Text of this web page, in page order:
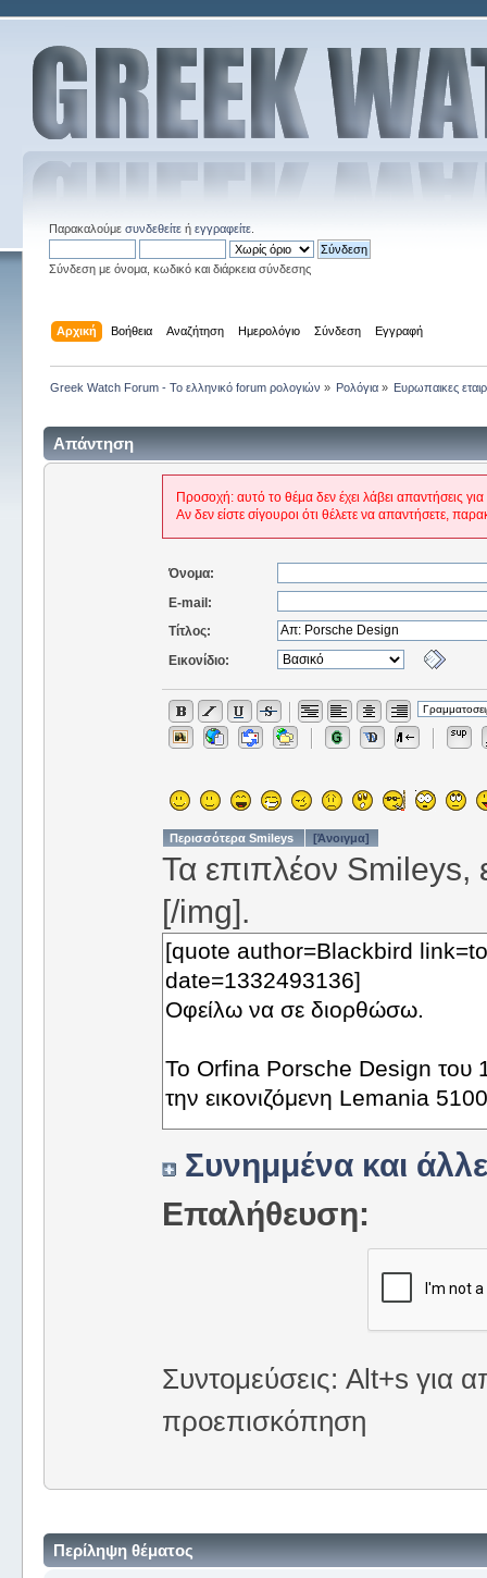
Παρακαλούμε συνδεθείτεή εγγραφείτε.
Σύνδεση με όνομα, κωδικό και διάρκεια σύνδεσης
Αρχική Βοήθεια Αναζήτηση Ημερολόγιο Σύνδεση Εγγραφή
Greek Watch Forum - Το ελληνικό forum ρολογιών » Ρολόγια » Ευρωπαικες
Απάντηση
Προσοχή: αυτό το θέμα δεν έχει λάβει απαντήσεις
Αν δεν είστε σίγουροι ότι θέλετε να απαντήσετε,
Όνομα:
E-mail:
Τίτλος:
Εικονίδιο:
Περισσότερα Smileys [Άνοιγμα]
Τα επιπλέον Smileys,
[/img].
Συνημμένα και
Επαλήθευση:
Συντομεύσεις: Alt+s για
προεπισκόπηση
Περίληψη θέματος